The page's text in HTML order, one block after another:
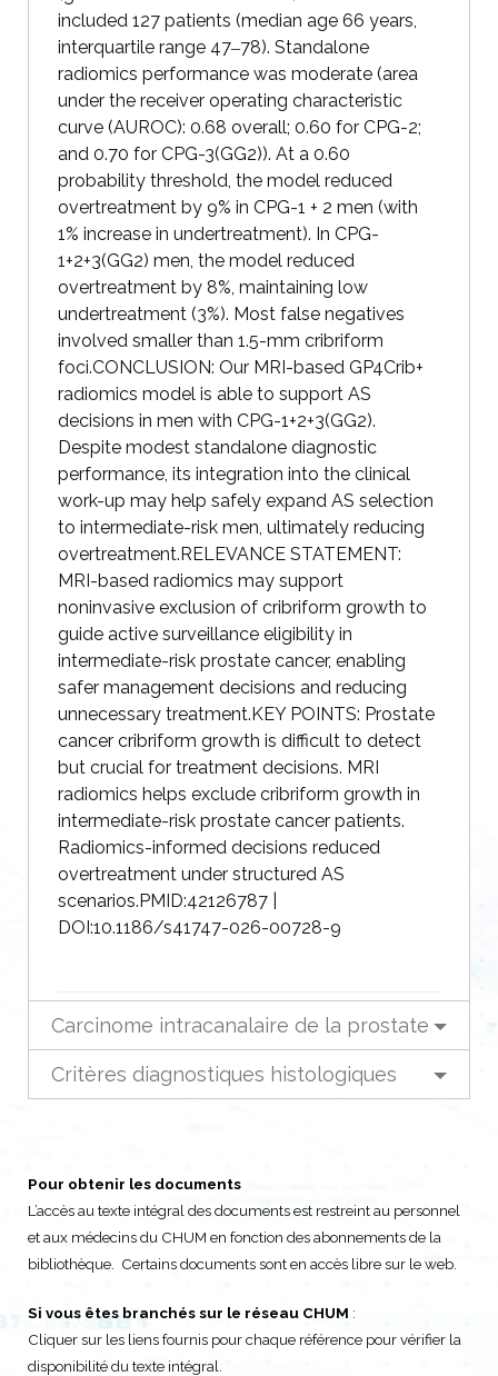
included 127 patients (median age 66 years,
interquartile range 47‒78). Standalone
radiomics performance was moderate (area
under the receiver operating characteristic
curve (AUROC): 0.68 overall; 0.60 for CPG-2;
and 0.70 for CPG-3(GG2)). At a 0.60
probability threshold, the model reduced
overtreatment by 9% in CPG-1 + 2 men (with
1% increase in undertreatment). In CPG-
1+2+3(GG2) men, the model reduced
overtreatment by 8%, maintaining low
undertreatment (3%). Most false negatives
involved smaller than 1.5-mm cribriform
foci.CONCLUSION: Our MRI-based GP4Crib+
radiomics model is able to support AS
decisions in men with CPG-1+2+3(GG2).
Despite modest standalone diagnostic
performance, its integration into the clinical
work-up may help safely expand AS selection
to intermediate-risk men, ultimately reducing
overtreatment.RELEVANCE STATEMENT:
MRI-based radiomics may support
noninvasive exclusion of cribriform growth to
guide active surveillance eligibility in
intermediate-risk prostate cancer, enabling
safer management decisions and reducing
unnecessary treatment.KEY POINTS: Prostate
cancer cribriform growth is difficult to detect
but crucial for treatment decisions. MRI
radiomics helps exclude cribriform growth in
intermediate-risk prostate cancer patients.
Radiomics-informed decisions reduced
overtreatment under structured AS
scenarios.PMID:42126787 |
DOI:10.1186/s41747-026-00728-9
Carcinome intracanalaire de la prostate
Critères diagnostiques histologiques
Pour obtenir les documents
L’accès au texte intégral des documents est restreint au personnel
et aux médecins du CHUM en fonction des abonnements de la
bibliothèque. Certains documents sont en accès libre sur le web.
Si vous êtes branchés sur le réseau CHUM :
Cliquer sur les liens fournis pour chaque référence pour vérifier la
disponibilité du texte intégral.